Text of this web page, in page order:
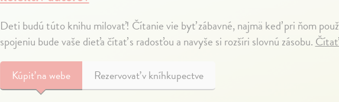
Deti budú túto knihu milovať! Čítanie vie byť zábavné, najmä keď pri ňom
spojeniu bude vaše dieťa čítať s radosťou a navyše si rozšíri slovnú zásobu.
Kúpiťna webe Rezervovať v kníhkupectve